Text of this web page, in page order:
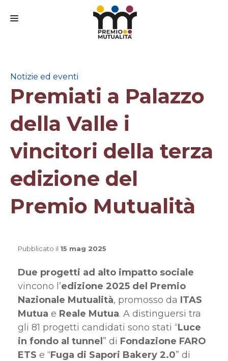
IL PREMIO
IL BANDO
PARTECIPA
FAQ
MEDIA
Notizie ed eventi
Premiati a Palazzo
della Valle i
vincitori della terza
edizione del
Premio Mutualità
Pubblicato il 15 mag 2025
Due progetti ad alto impatto sociale
vincono l’edizione 2025 del Premio
Nazionale Mutualità, promosso da ITAS
Mutua e Reale Mutua. A distinguersi tra
gli 81 progetti candidati sono stati “Luce
in fondo al tunnel ” di Fondazione FARO
ETS e “Fuga di Sapori Bakery 2.0” di